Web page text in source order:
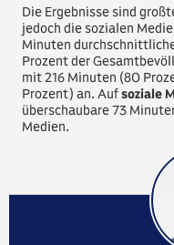
Die Ergebnisse sind
jedoch die sozialen
Minuten
Prozent der
mit 216 Minuten (80
Prozent) an. Aufsoziale
überschaubare 73
Medien.